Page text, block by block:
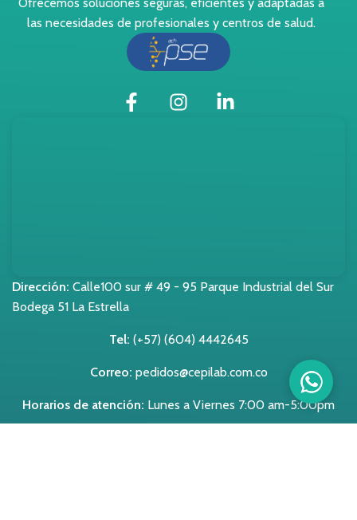
las necesidades de profesionales y centros de salud.
Dirección: Calle100 sur # 49 - 95 Parque Industrial del Sur
Bodega 51 La Estrella
Tel: (+57) (604) 4442645
Correo: pedidos@cepilab.com.co
Horarios de atención: Lunes a Viernes 7:00 am-5:00pm